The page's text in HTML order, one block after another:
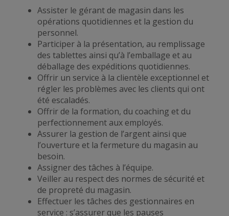
Assister le gérant de magasin dans les
opérations quotidiennes et la gestion du
personnel.
Participer à la présentation, au remplissage
des tablettes ainsi qu’à l’emballage et au
déballage des expéditions quotidiennes.
Offrir un service à la clientèle exceptionnel et
régler les problèmes avec les clients qui ont
été escaladés.
Offrir de la formation, du coaching et du
perfectionnement aux employés.
Assurer la gestion de l’argent ainsi que
l’ouverture et la fermeture du magasin au
besoin.
Assigner des tâches à l’équipe.
Veiller au respect des normes de sécurité et
de propreté du magasin.
Effectuer les tâches des gestionnaires en
service : s’assurer que les pauses